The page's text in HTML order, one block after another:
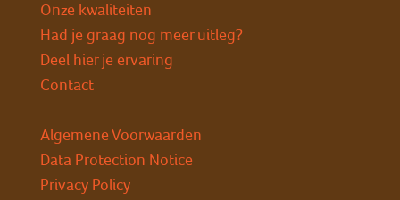
Onze kwaliteiten
Had je graag nog meer uitleg?
Deel hier je ervaring
Contact
Algemene Voorwaarden
Data Protection Notice
Privacy Policy